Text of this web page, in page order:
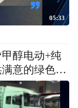
05:33
醇电动+纯
意的绿色智